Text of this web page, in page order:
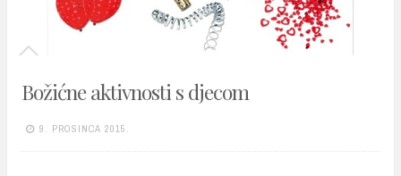
Božićne aktivnosti s djecom
9. PROSINCA 2015.